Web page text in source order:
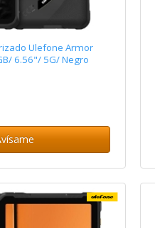
Ulefone Armor
6.56"/ 5G/ Negro